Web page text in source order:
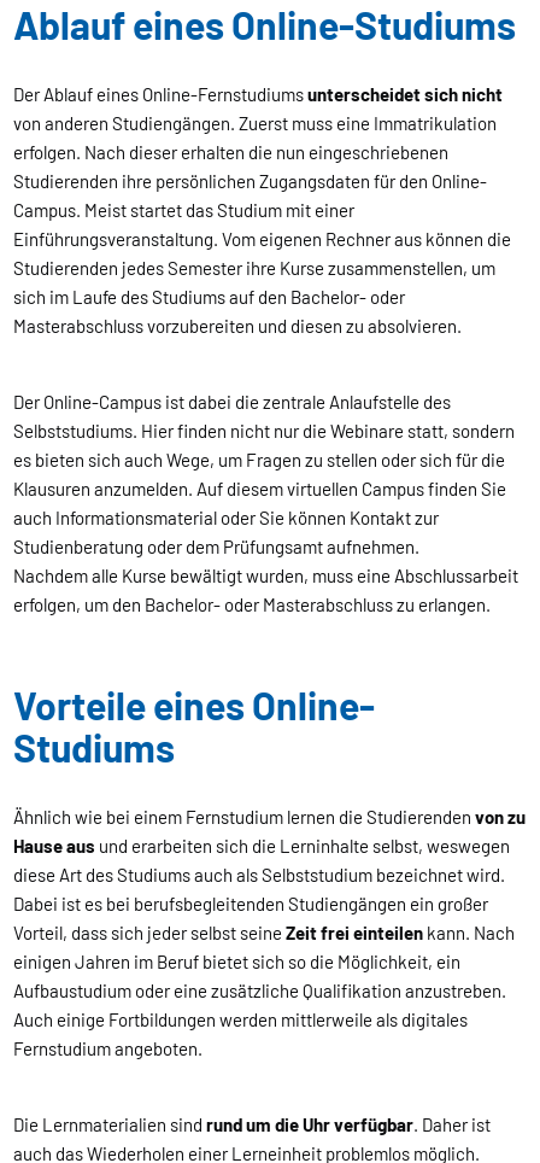
Ablauf eines Online-Studiums
Der Ablauf eines Online-Fernstudiumsunterscheidet sich nicht
von anderen Studiengängen. Zuerst muss eine Immatrikulation
erfolgen. Nach dieser erhalten die nun eingeschriebenen
Studierenden ihre persönlichen Zugangsdaten für den Online-
Campus. Meist startet das Studium mit einer
Einführungsveranstaltung. Vom eigenen Rechner aus können die
Studierenden jedes Semester ihre Kurse zusammenstellen, um
sich im Laufe des Studiums auf den Bachelor- oder
Masterabschluss vorzubereiten und diesen zu absolvieren.
Der Online-Campus ist dabei die zentrale Anlaufstelle des
Selbststudiums. Hier finden nicht nur die Webinare statt, sondern
es bieten sich auch Wege, um Fragen zu stellen oder sich für die
Klausuren anzumelden. Auf diesem virtuellen Campus finden Sie
auch Informationsmaterial oder Sie können Kontakt zur
Studienberatung oder dem Prüfungsamt aufnehmen.
Nachdem alle Kurse bewältigt wurden, muss eine Abschlussarbeit
erfolgen, um den Bachelor- oder Masterabschluss zu erlangen.
Vorteile eines Online-
Studiums
Ähnlich wie bei einem Fernstudium lernen die Studierendenvon zu
Hause aus und erarbeiten sich die Lerninhalte selbst, weswegen
diese Art des Studiums auch als Selbststudium bezeichnet wird.
Dabei ist es bei berufsbegleitenden Studiengängen ein großer
Vorteil, dass sich jeder selbst seineZeit frei einteilen kann. Nach
einigen Jahren im Beruf bietet sich so die Möglichkeit, ein
Aufbaustudium oder eine zusätzliche Qualifikation anzustreben.
Auch einige Fortbildungen werden mittlerweile als digitales
Fernstudium angeboten.
Die Lernmaterialien sindrund um die Uhr verfügbar. Daher ist
auch das Wiederholen einer Lerneinheit problemlos möglich.